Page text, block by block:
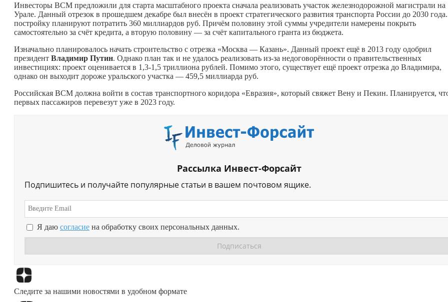
Инвесторы ВСМ предложили для старта масштабного проекта сначала реализовать участок железнодорожной магистрали на
Урале. Данный отрезок в прошедшем декабре был внесён в проект стратегического развития транспорта России до 2030
постройку планируют потратить 360 миллиардов руб. Причём половину этой суммы учредители намерены покрыть
самостоятельно за счёт кредита, а вторую половину — за счёт капитального гранта из бюджета.
Изначально планировалось начать строительство с отрезка «Москва — Казань». Данный проект ещё в 2013 году одобрил
президент Владимир Путин. Однако план так и не удалось реализовать из-за недоговорённости о правительственных
инвестициях: проект оценивается в 1,3-1,5 триллиона рублей. Помимо этого, существует ещё проект отрезка до Владимира,
однако он выходит дороже уральского участка — 459,5 миллиарда руб.
Российская ВСМ должна войти в состав транспортного коридора «Евразия», который свяжет Вену и Пекин. Планируется,
первых пассажиров перевезут уже в 2023 году.
Рассылка Инвест-Форсайт
Подпишитесь и получайте популярные статьи в вашем почтовом ящике.
Я даю согласие на обработку своих персональных данных.
Следите за нашими новостями в удобном формате